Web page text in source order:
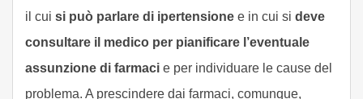
il cui si può parlare di ipertensione e in cui si deve
consultare il medico per pianificare l’eventuale
assunzione di farmaci e per individuare le cause del
problema. A prescindere dai farmaci, comunque,